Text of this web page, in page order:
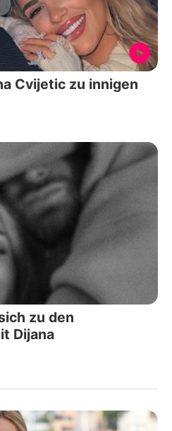
Cvijetic zu innigen
zu den
Dijana